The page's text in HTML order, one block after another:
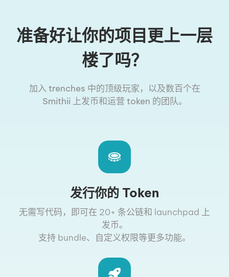
准备好让你的项目更上一层
楼了吗？
加入 trenches 中的顶级玩家，以及数百个在
Smithii 上发币和运营 token 的团队。
发行你的 Token
无需写代码，即可在 20+ 条公链和 launchpad 上
发币。
支持 bundle、自定义权限等更多功能。